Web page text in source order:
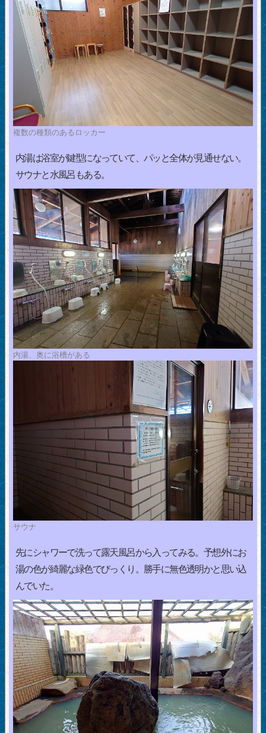
複数の種類のあるロッカー
内湯は浴室が鍵型になっていて、パッと全体が見通せない。
サウナと水風呂もある。
内湯、奥に浴槽がある
サウナ
先にシャワーで洗って露天風呂から入ってみる。予想外にお
湯の色が綺麗な緑色でびっくり。勝手に無色透明かと思い込
んでいた。